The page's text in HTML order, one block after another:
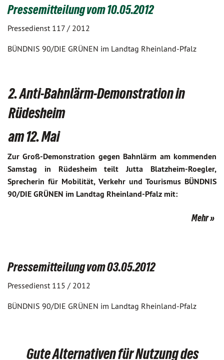
Pressemitteilung vom 10.05.2012
Pressedienst 117 / 2012
BÜNDNIS 90/DIE GRÜNEN im Landtag Rheinland-Pfalz
2. Anti-Bahnlärm-Demonstration in
Rüdesheim
am 12. Mai
Zur Groß-Demonstration gegen Bahnlärm am kommenden
Samstag in Rüdesheim teilt Jutta Blatzheim-Roegler,
Sprecherin für Mobilität, Verkehr und Tourismus BÜNDNIS
90/DIE GRÜNEN im Landtag Rheinland-Pfalz mit:
Mehr
Pressemitteilung vom 03.05.2012
Pressedienst 115 / 2012
BÜNDNIS 90/DIE GRÜNEN im Landtag Rheinland-Pfalz
Gute Alternativen für Nutzung des